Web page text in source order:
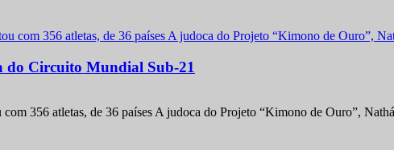
do Circuito Mundial Sub-21
com 356 atletas, de 36 países A judoca do Projeto “Kimono de Ouro”,